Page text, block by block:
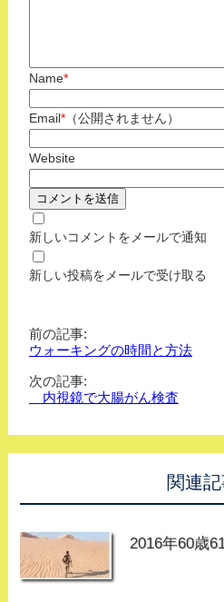
Name*
Email*（公開されません）
Website
新しいコメントをメールで通知
新しい投稿をメールで受け取る
前の記事:
ウォーキングの時間と方法
次の記事:
内視鏡で大腸がん検査
関連
2016年60歳